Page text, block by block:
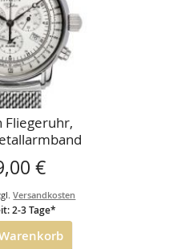
Fliegeruhr,
€
Versandkosten
2-3 Tage*